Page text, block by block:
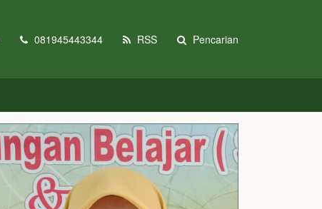
081945443344 RSS Pencarian